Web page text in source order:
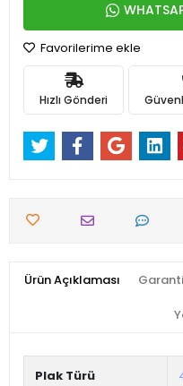
Favorilerime ekle
Hızlı Gönderi
Ürün Açıklaması
Plak Türü